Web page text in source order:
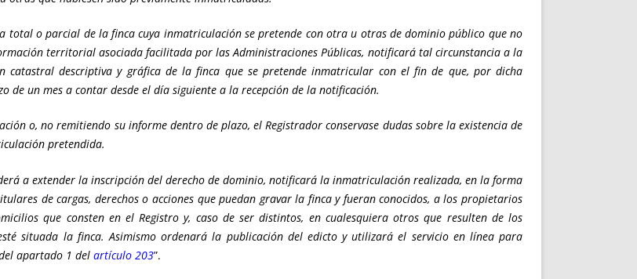
total o parcial de la finca cuya inmatriculación se pretende con otra u otras de dominio público que no
territorial asociada facilitada por las Administraciones Públicas, notificará tal circunstancia a la
catastral descriptiva y gráfica de la finca que se pretende inmatricular con el fin de que, por dicha
un mes a contar desde el día siguiente a la recepción de la notificación.
o, no remitiendo su informe dentro de plazo, el Registrador conservase dudas sobre la existencia de
pretendida.
a extender la inscripción del derecho de dominio, notificará la inmatriculación realizada, en la forma
de cargas, derechos o acciones que puedan gravar la finca y fueran conocidos, a los propietarios
que consten en el Registro y, caso de ser distintos, en cualesquiera otros que resulten de los
situada la finca. Asimismo ordenará la publicación del edicto y utilizará el servicio en línea para
apartado 1 del artículo 203”.